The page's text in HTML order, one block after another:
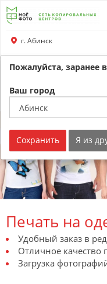
Перейти
основной
г. Абинск
Обратный звонок
Печать на
Удобный заказ в
Отличное качество
Загрузка
Пожалуйста, заранее
Ваш город
Сохранить Я из